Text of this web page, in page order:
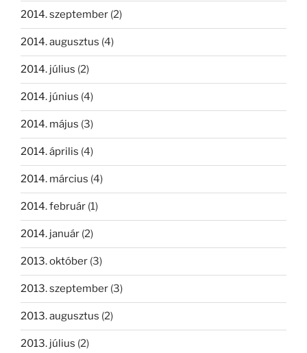
2014. szeptember (2)
2014. augusztus (4)
2014. július (2)
2014. június (4)
2014. május (3)
2014. április (4)
2014. március (4)
2014. február (1)
2014. január (2)
2013. október (3)
2013. szeptember (3)
2013. augusztus (2)
2013. július (2)